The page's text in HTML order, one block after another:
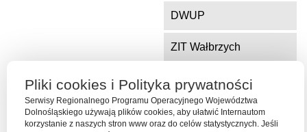
DWUP
ZIT Wałbrzych
ZIT Jelenia Góra
Serwis współfinansowany ze środków Funduszu Spójności Unii
Pliki cookies i Polityka prywatności
Serwisy Regionalnego Programu Operacyjnego Województwa
Dolnośląskiego używają plików cookies, aby ułatwić Internautom
korzystanie z naszych stron www oraz do celów statystycznych. Jeśli